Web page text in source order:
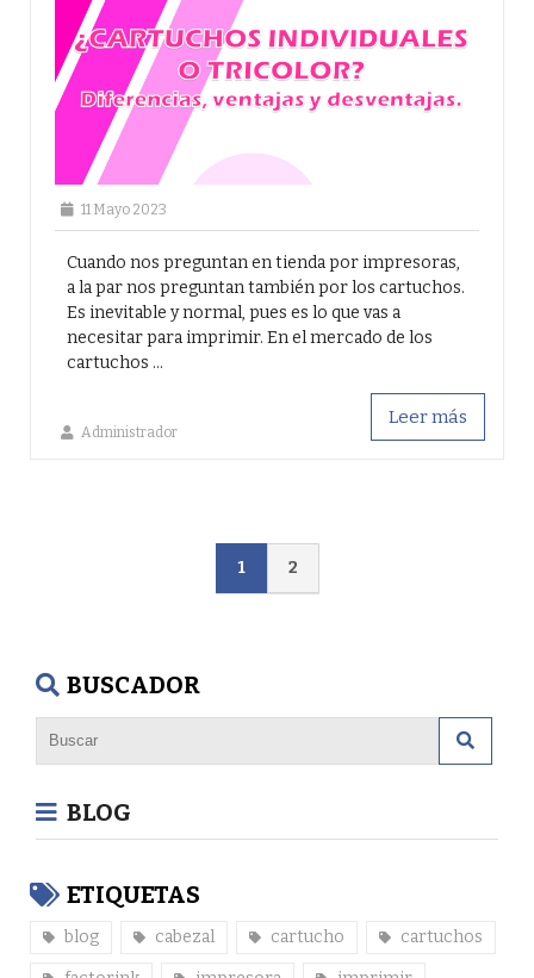
Administrador
11 Mayo 2023
Cuando nos preguntan en tienda por impresoras,
a la par nos preguntan también por los cartuchos.
Es inevitable y normal, pues es lo que vas a
necesitar para imprimir. En el mercado de los
cartuchos ...
Leer más
1 2
BUSCADOR
BLOG
ETIQUETAS
blog cabezal cartucho cartuchos